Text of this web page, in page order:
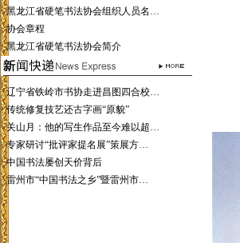
·黑龙江省硬笔书法协会组织人员名…
·协会章程
·黑龙江省硬笔书法协会简介
·辽宁省铁岭市书协走进昌图四合校…
·传统修复技艺还古字画“原貌”
·关山月：他的写生作品至今难以超…
·专家研讨“批评家提名展”策展方…
·中国书法屡创天价背后
·雷州市“中国书法之乡”暨雷州市…